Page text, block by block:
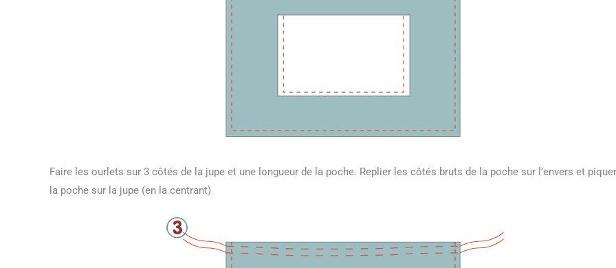
Faire les ourlets sur 3 côtés de la jupe et une longueur de la poche. Replier les côtés bruts de la poche sur l’envers et piquer
la poche sur la jupe (en la centrant)